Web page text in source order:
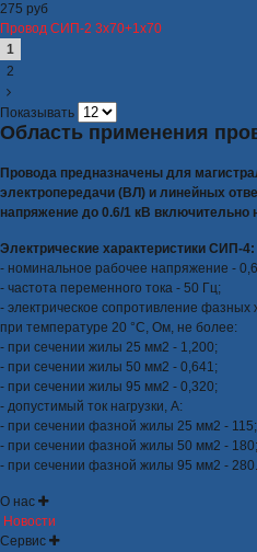
275 руб
Провод СИП-2 3х70+1х70
1
2
Показывать
Область применения
Провода предназначены для
электропередачи (ВЛ) и линейных
напряжение до 0.6/1 кВ включительно
Электрические характеристики СИП-4:
- номинальное рабочее напряжение -
- частота переменного тока - 50 Гц;
- электрическое сопротивление
при температуре 20 °С, Ом, не более:
- при сечении жилы 25 мм2 - 1,200;
- при сечении жилы 50 мм2 - 0,641;
- при сечении жилы 95 мм2 - 0,320;
- допустимый ток нагрузки, А:
- при сечении фазной жилы 25 мм2 - 115;
- при сечении фазной жилы 50 мм2 - 180;
- при сечении фазной жилы 95 мм2 - 280.
О нас
Новости
Сервис